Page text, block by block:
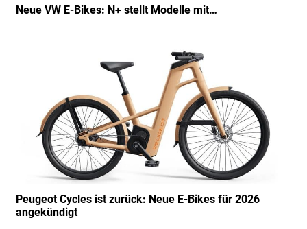
Neue VW E-Bikes: N+ stellt Modelle mit…
Peugeot Cycles ist zurück: Neue E-Bikes für 2026
angekündigt